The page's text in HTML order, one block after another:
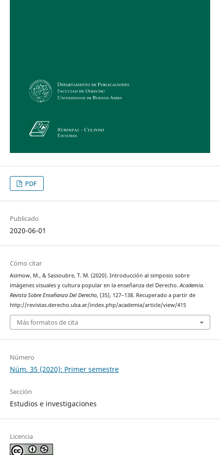
PDF
Publicado
2020-06-01
Cómo citar
Asimow, M., & Sassoubre, T. M. (2020). Introducción al simposio sobre
imágenes visuales y cultura popular en la enseñanza del Derecho. Academia.
Revista Sobre Enseñanza Del Derecho, (35), 127–138. Recuperado a partir de
http://revistas.derecho.uba.ar/index.php/academia/article/view/415
Más formatos de cita
Número
Núm. 35 (2020): Primer semestre
Sección
Estudios e investigaciones
Licencia